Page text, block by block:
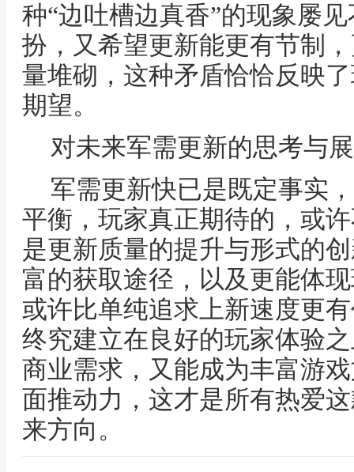
种“边吐槽边真香”的现象屡
扮，又希望更新能更有节制
量堆砌，这种矛盾恰恰反映
期望。
对未来军需更新的思考与
军需更新快已是既定事实
平衡，玩家真正期待的，或
是更新质量的提升与形式的
富的获取途径，以及更能体
或许比单纯追求上新速度更
终究建立在良好的玩家体验
商业需求，又能成为丰富游
面推动力，这才是所有热爱
来方向。